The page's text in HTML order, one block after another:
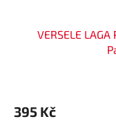
VERSELE
395 Kč